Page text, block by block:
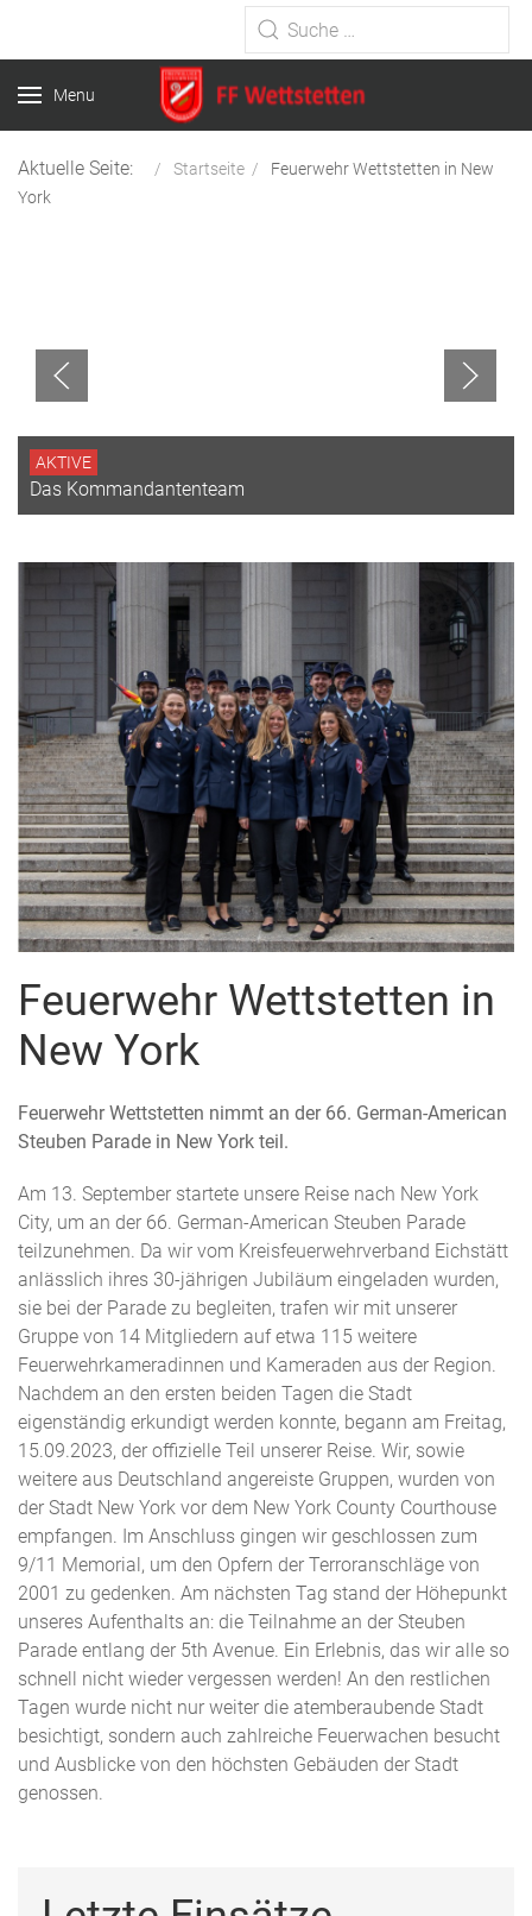
Type 2 or more characters for
results.
Menu
Aktuelle Seite: Startseite
Feuerwehr Wettstetten in New
York
AKTIVE
Das Kommandantenteam
Feuerwehr Wettstetten in
New York
Feuerwehr Wettstetten nimmt an der 66. German-American
Steuben Parade in New York teil.
Am 13. September startete unsere Reise nach New York
City, um an der 66. German-American Steuben Parade
teilzunehmen. Da wir vom Kreisfeuerwehrverband Eichstätt
anlässlich ihres 30-jährigen Jubiläum eingeladen wurden,
sie bei der Parade zu begleiten, trafen wir mit unserer
Gruppe von 14 Mitgliedern auf etwa 115 weitere
Feuerwehrkameradinnen und Kameraden aus der Region.
Nachdem an den ersten beiden Tagen die Stadt
eigenständig erkundigt werden konnte, begann am Freitag,
15.09.2023, der offizielle Teil unserer Reise. Wir, sowie
weitere aus Deutschland angereiste Gruppen, wurden von
der Stadt New York vor dem New York County Courthouse
empfangen. Im Anschluss gingen wir geschlossen zum
9/11 Memorial, um den Opfern der Terroranschläge von
2001 zu gedenken. Am nächsten Tag stand der Höhepunkt
unseres Aufenthalts an: die Teilnahme an der Steuben
Parade entlang der 5th Avenue. Ein Erlebnis, das wir alle so
schnell nicht wieder vergessen werden! An den restlichen
Tagen wurde nicht nur weiter die atemberaubende Stadt
besichtigt, sondern auch zahlreiche Feuerwachen besucht
und Ausblicke von den höchsten Gebäuden der Stadt
genossen.